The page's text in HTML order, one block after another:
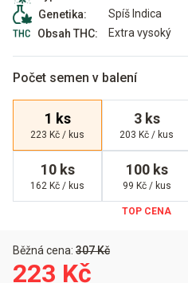
Genetika:
Spíš Indica
Obsah THC:
Extra vysoký
Počet semen v balení
1 ks
223 Kč / kus
3 ks
203 Kč / kus
10 ks
162 Kč / kus
100 ks
99 Kč / kus
Běžná cena: 307 Kč
223 Kč